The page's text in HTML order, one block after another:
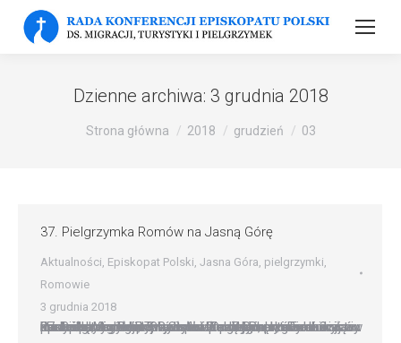
Dzienne archiwa: 3 grudnia 2018
Strona główna 2018 grudzień 03
37. Pielgrzymka Romów na Jasną Górę
Aktualności, Episkopat Polski, Jasna Góra, pielgrzymki,
Romowie
3 grudnia 2018
37. Pielgrzymka Romów na Jasną Górę zgromadziła w niedzielę, 2 grudnia, Romów z całej Polski. Eucharystii przewodniczył bp Krzysztof Zadarko, przewodniczący Rady ds. Migracji, Turystyki i Pielgrzymek, a koncelebrował ks. Stanisław Opocki, krajowy duszpasterz Romów. Słowa powitania w imieniu ojców i braci paulinów wypowiedział o. Zygmunt Bola. ?Jesteśmy adwentowym potomstwem, które dzisiaj w sposób szczególny zebrało…